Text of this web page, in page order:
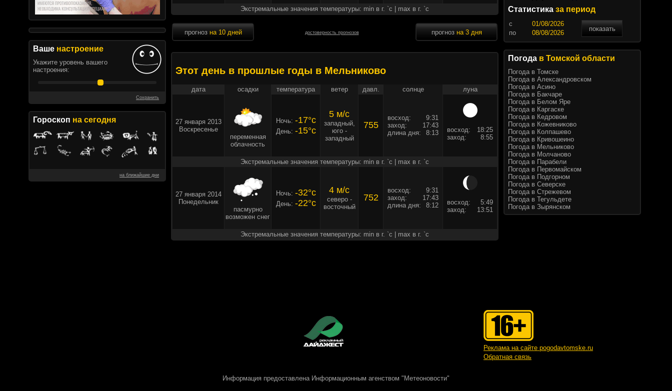
Ваше настроение
Укажите уровень вашего
настроения:
Сохранить
Гороскоп на сегодня
на ближайшие дни
Экстремальные значения температуры: min в г. `c | max в г. `c
прогноз на 10 дней достоверность прогнозов прогноз на 3 дня
Этот день в прошлые годы в Мельниково
дата осадки температура ветер давл. солнце луна
27 января 2013
Воскресенье
переменная
облачность
Ночь: -17°c
День: -15°c
5 м/c
западный,
юго -
западный
755
восход:
9:31
заход:
17:43
длина дня:
8:13 восход:
18:25
заход:
8:55
Экстремальные значения температуры: min в г. `c | max в г. `c
27 января 2014
Понедельник
пасмурно
возможен снег
Ночь: -32°c
День: -22°c
4 м/c
северо -
восточный
752
восход:
9:31
заход:
17:43
длина дня:
8:12 восход:
5:49
заход:
13:51
Экстремальные значения температуры: min в г. `c | max в г. `c
Статистика за период
c
показать
по
Погода в Томской области
Погода в Томске
Погода в Александровском
Погода в Асино
Погода в Бакчаре
Погода в Белом Яре
Погода в Каргаске
Погода в Кедровом
Погода в Кожевниково
Погода в Колпашево
Погода в Кривошеино
Погода в Мельниково
Погода в Молчаново
Погода в Парабели
Погода в Первомайском
Погода в Подгорном
Погода в Северске
Погода в Стрежевом
Погода в Тегульдете
Погода в Зырянском
Реклама на сайте pogodavtomske.ru
Обратная связь
Информация предоставлена Информационным агенством "Метеоновости"